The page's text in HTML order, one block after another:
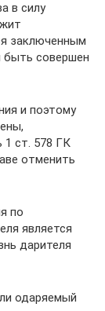
в силу
заключенным
быть совершен
и поэтому
1 ст. 578 ГК
отменить
по
является
дарителя
одаряемый